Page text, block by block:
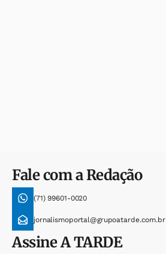
Fale com a Redação
(71) 99601-0020
jornalismoportal@grupoatarde.com.br
AssineA TARDE